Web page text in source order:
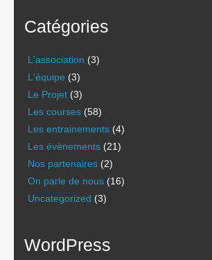
Catégories
L'association (3)
L'équipe (3)
Le Projet (3)
Les courses (58)
Les entrainements (4)
Les évènements (21)
Nos partenaires (2)
On parle de nous (16)
Uncategorized (3)
WordPress